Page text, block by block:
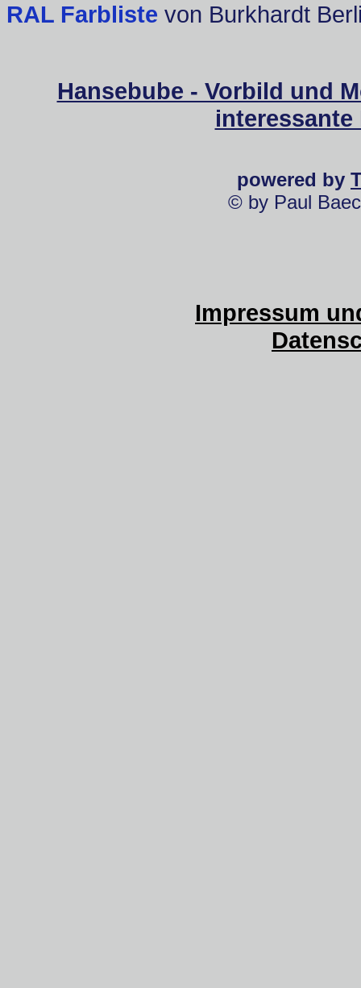
RAL Farbliste von Burkhardt
Hansebube - Vorbild und
powered by
© by Paul
Impressum